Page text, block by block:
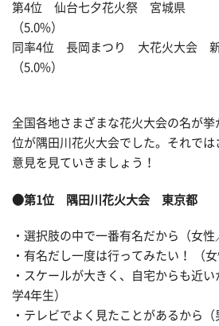
第4位 仙台七夕花火祭
（5.0%）
同率4位 長岡まつり 大花火大
（5.0%）
全国各地さまざまな花火大会の名が挙
位が隅田川花火大会でした。それで
意見を見ていきましょう！
●第1位 隅田川花火大会 東京都
・選択肢の中で一番有名だから（女性
・有名だし一度は行ってみたい！ （
・スケールが大きく、自宅からも近
学4年生）
・テレビでよく見たことがあるから